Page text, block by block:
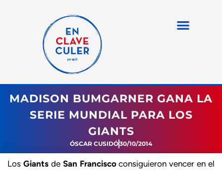
MADISON BUMGARNER GANA LA
SERIE MUNDIAL PARA LOS
GIANTS
ÓSCAR CUSIDÓ30/10/2014
Los Giantsde San Franciscoconsiguieron vencer en el